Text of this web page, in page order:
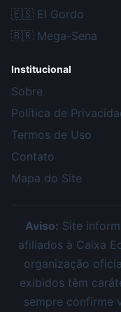
🇪🇸 El Gordo
🇧🇷 Mega-Sena
Institucional
Sobre
Política de
Termos de Uso
Contato
Mapa do Site
Aviso: Site
afiliados à Caixa
organização
exibidos têm
sempre confirme